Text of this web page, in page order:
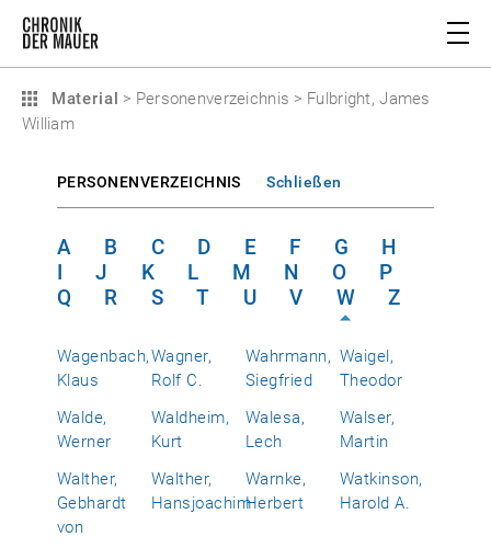
Material > Personenverzeichnis > Fulbright, James
William
PERSONENVERZEICHNIS Schließen
A B C D E F G
H
I
J K L M N O
P
Q
R S T U V W Z
Wagenbach,
Klaus
Wagner,
Rolf C.
Wahrmann,
Siegfried
Waigel,
Theodor
Walde,
Werner
Waldheim,
Kurt
Walesa,
Lech
Walser,
Martin
Walther,
Gebhardt
von
Walther,
Hansjoachim
Warnke,
Herbert
Watkinson,
Harold A.